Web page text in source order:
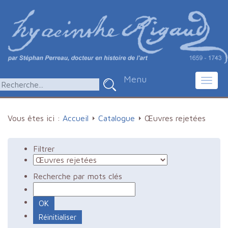
Menu
Vous êtes ici : Accueil Catalogue Œuvres rejetées
Filtrer
Recherche par mots clés